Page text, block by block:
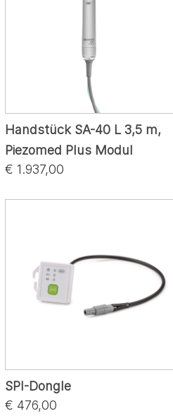
Handstück SA-40 L 3,5 m,
Piezomed Plus Modul
€ 1.937,00
SPI-Dongle
€ 476,00